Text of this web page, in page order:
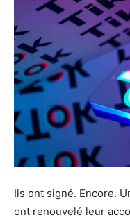
Ils ont signé. Encore.
ont ​​renouvelé leur